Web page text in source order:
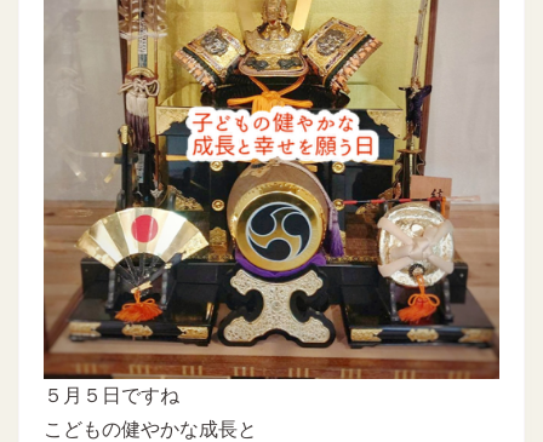
５月５日ですね
こどもの健やかな成長と